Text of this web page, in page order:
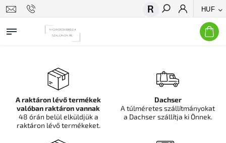
HUF
Keresés
A raktáron lévő termékek
valóban raktáron vannak
48 órán belül elküldjük a
raktáron lévő termékeket.
Dachser
A túlméretes szállítmányokat
a Dachser szállítja ki Önnek.